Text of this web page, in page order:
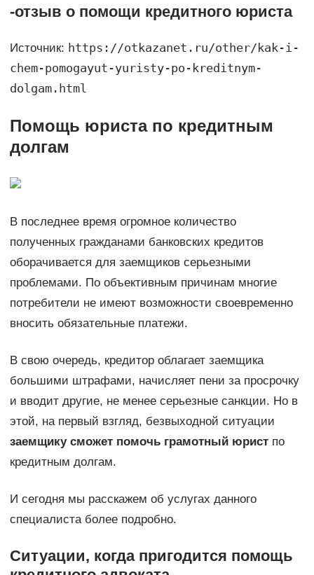
-отзыв о помощи кредитного юриста
Источник: https://otkazanet.ru/other/kak-i-
chem-pomogayut-yuristy-po-kreditnym-
dolgam.html
Помощь юриста по кредитным
долгам
В последнее время огромное количество
полученных гражданами банковских кредитов
оборачивается для заемщиков серьезными
проблемами. По объективным причинам многие
потребители не имеют возможности своевременно
вносить обязательные платежи.
В свою очередь, кредитор облагает заемщика
большими штрафами, начисляет пени за просрочку
и вводит другие, не менее серьезные санкции. Но в
этой, на первый взгляд, безвыходной ситуации
заемщику сможет помочь грамотный юристпо
кредитным долгам.
И сегодня мы расскажем об услугах данного
специалиста более подробно.
Ситуации, когда пригодится помощь